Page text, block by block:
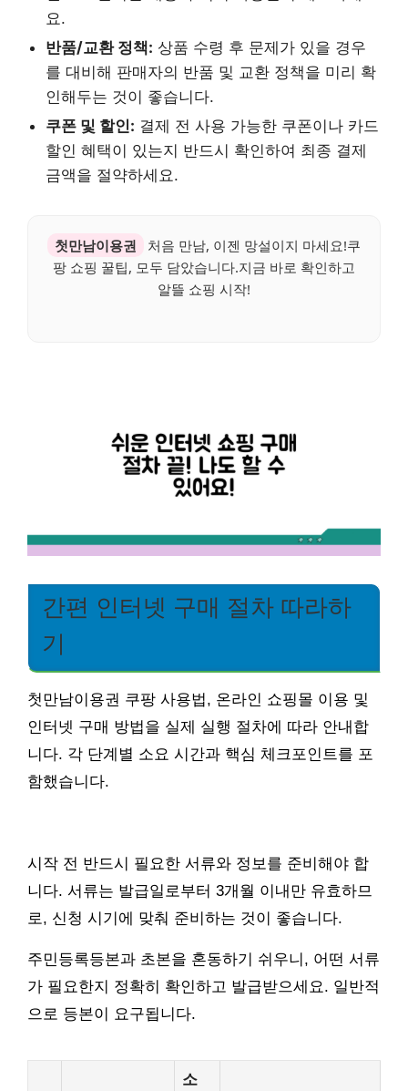
요.
반품/교환 정책: 상품 수령 후 문제가 있을 경우
를 대비해 판매자의 반품 및 교환 정책을 미리 확
인해두는 것이 좋습니다.
쿠폰 및 할인: 결제 전 사용 가능한 쿠폰이나 카드
할인 혜택이 있는지 반드시 확인하여 최종 결제
금액을 절약하세요.
첫만남이용권
처음 만남, 이젠 망설이지 마세요!쿠
팡 쇼핑 꿀팁, 모두 담았습니다.지금 바로 확인하고
알뜰 쇼핑 시작!
간편 인터넷 구매 절차 따라하
기
첫만남이용권 쿠팡 사용법, 온라인 쇼핑몰 이용 및
인터넷 구매 방법을 실제 실행 절차에 따라 안내합
니다. 각 단계별 소요 시간과 핵심 체크포인트를 포
함했습니다.
시작 전 반드시 필요한 서류와 정보를 준비해야 합
니다. 서류는 발급일로부터 3개월 이내만 유효하므
로, 신청 시기에 맞춰 준비하는 것이 좋습니다.
주민등록등본과 초본을 혼동하기 쉬우니, 어떤 서류
가 필요한지 정확히 확인하고 발급받으세요. 일반적
으로 등본이 요구됩니다.
소